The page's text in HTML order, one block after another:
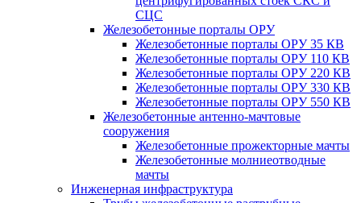
СЦС
Железобетонные порталы ОРУ
Железобетонные порталы ОРУ 35 КВ
Железобетонные порталы ОРУ 110 КВ
Железобетонные порталы ОРУ 220 КВ
Железобетонные порталы ОРУ 330 КВ
Железобетонные порталы ОРУ 550 КВ
Железобетонные антенно-мачтовые
сооружения
Железобетонные прожекторные мачты
Железобетонные молниеотводные
мачты
Инженерная инфраструктура